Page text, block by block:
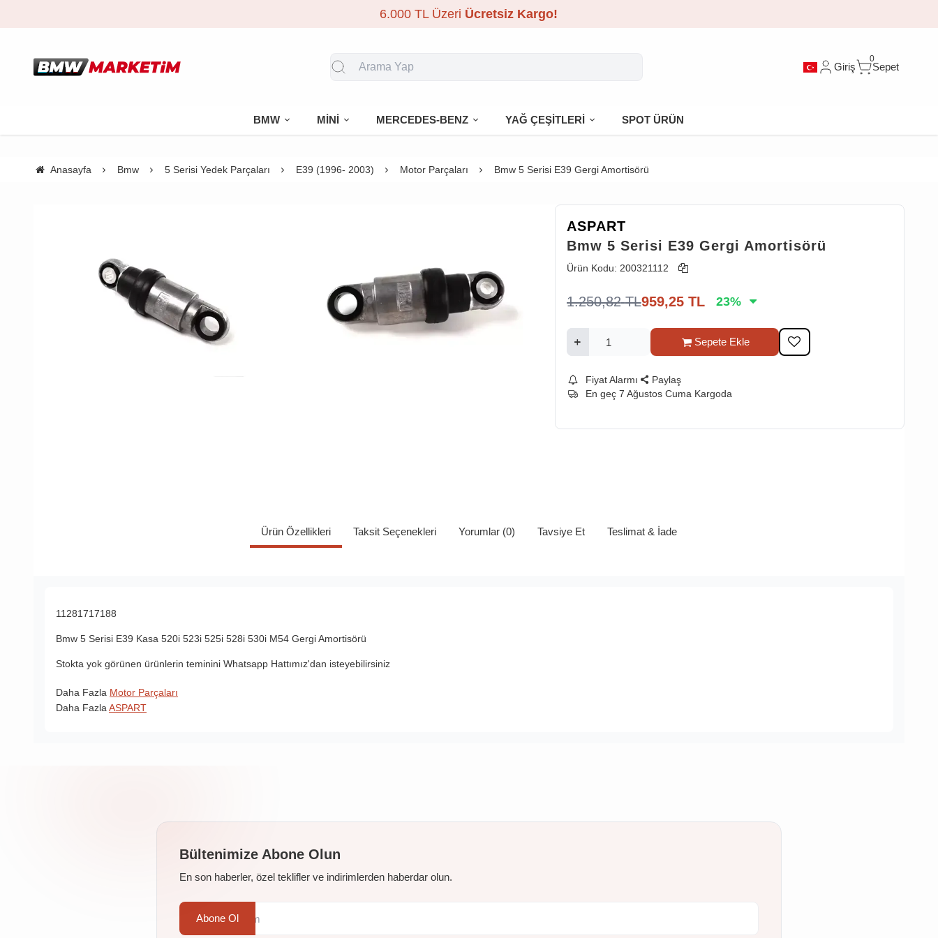
6.000 TL Üzeri Ücretsiz Kargo!
Giriş
0
Sepet
BMW MİNİ MERCEDES-BENZ YAĞ ÇEŞİTLERİ SPOT ÜRÜN
Anasayfa Bmw 5 Serisi Yedek Parçaları E39 (1996- 2003) Motor Parçaları Bmw 5 Serisi E39 Gergi Amortisörü
ASPART
Bmw 5 Serisi E39 Gergi Amortisörü
Ürün Kodu: 200321112
1.250,82 TL959,25 TL 23%
Sepete Ekle
Fiyat Alarmı
Paylaş
En geç 7 Ağustos Cuma Kargoda
Ürün Özellikleri Taksit Seçenekleri Yorumlar (0) Tavsiye Et Teslimat & İade
11281717188
Bmw 5 Serisi E39 Kasa 520i 523i 525i 528i 530i M54 Gergi Amortisörü
Stokta yok görünen ürünlerin teminini Whatsapp Hattımız'dan isteyebilirsiniz
Daha Fazla Motor Parçaları
Daha Fazla ASPART
Bültenimize Abone Olun
En son haberler, özel teklifler ve indirimlerden haberdar olun.
Abone Ol